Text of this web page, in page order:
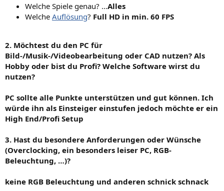
Welche Spiele genau? …Alles
Welche Auflösung? Full HD in min. 60 FPS
2. Möchtest du den PC für
Bild-/Musik-/Videobearbeitung oder CAD nutzen? Als
Hobby oder bist du Profi? Welche Software wirst du
nutzen?
PC sollte alle Punkte unterstützen und gut können. Ich
würde ihn als Einsteiger einstufen jedoch möchte er ein
High End/Profi Setup
3. Hast du besondere Anforderungen oder Wünsche
(Overclocking, ein besonders leiser PC, RGB-
Beleuchtung, …)?
keine RGB Beleuchtung und anderen schnick schnack